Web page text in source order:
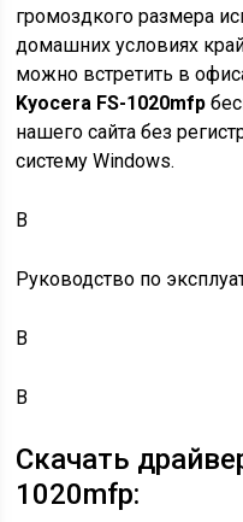
громоздкого размера
домашних условиях
можно встретить в
Kyocera FS-1020mfp
нашего сайта без
систему Windows.
В
Руководство по
В
В
Скачать
1020mfp: